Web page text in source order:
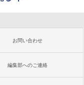
お問い合わせ
編集部へのご連絡